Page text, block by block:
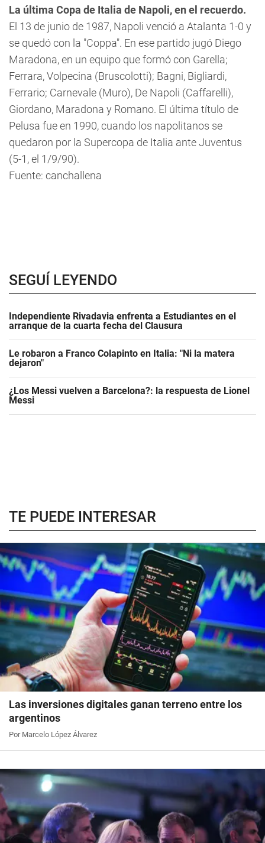
La última Copa de Italia de Napoli, en el recuerdo.
El 13 de junio de 1987, Napoli venció a Atalanta 1-0 y
se quedó con la "Coppa". En ese partido jugó Diego
Maradona, en un equipo que formó con Garella;
Ferrara, Volpecina (Bruscolotti); Bagni, Bigliardi,
Ferrario; Carnevale (Muro), De Napoli (Caffarelli),
Giordano, Maradona y Romano. El última título de
Pelusa fue en 1990, cuando los napolitanos se
quedaron por la Supercopa de Italia ante Juventus
(5-1, el 1/9/90).
Fuente: canchallena
SEGUÍ LEYENDO
Independiente Rivadavia enfrenta a Estudiantes en el
arranque de la cuarta fecha del Clausura
Le robaron a Franco Colapinto en Italia: "Ni la matera
dejaron"
¿Los Messi vuelven a Barcelona?: la respuesta de Lionel
Messi
TE PUEDE INTERESAR
Las inversiones digitales ganan terreno entre los
argentinos
Por Marcelo López Álvarez